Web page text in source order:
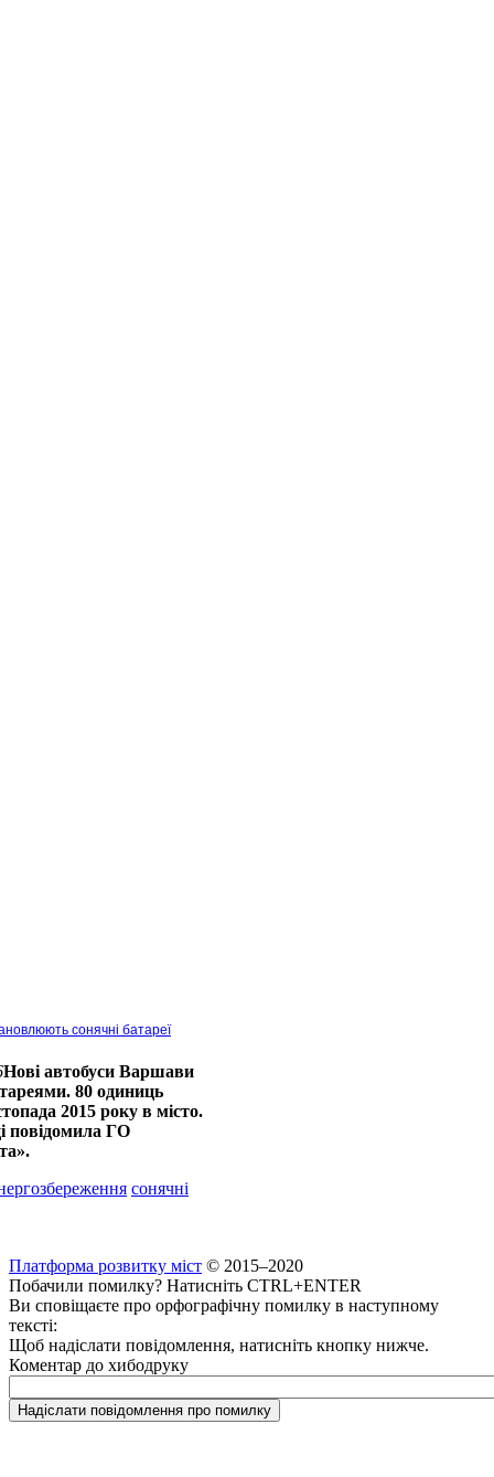
сонячні батареї
Нові автобуси Варшави
80 одиниць
2015 року в місто.
повідомила ГО
сонячні
Платформа розвитку міст © 2015–2020
Побачили помилку? Натисніть CTRL+ENTER
Ви сповіщаєте про орфографічну помилку в наступному
тексті:
Щоб надіслати повідомлення, натисніть кнопку нижче.
Коментар до хибодруку